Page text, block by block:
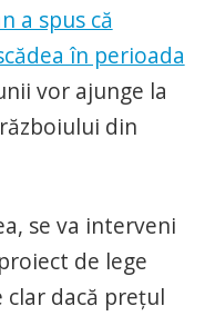
a spus că
în perioada
vor ajunge la
din
se va interveni
de lege
clar dacă prețul